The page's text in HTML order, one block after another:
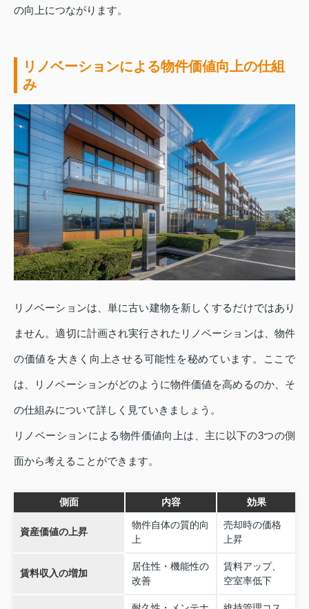
の向上につながります。
リノベーションによる物件価値向上の仕組
み
リノベーションは、単に古い建物を新しくするだけではあり
ません。適切に計画され実行されたリノベーションは、物件
の価値を大きく向上させる可能性を秘めています。ここで
は、リノベーションがどのように物件価値を高めるのか、そ
の仕組みについて詳しく見ていきましょう。
リノベーションによる物件価値向上は、主に以下の3つの側
面から考えることができます。
側面 内容 効果
資産価値の上昇
物件自体の質的向
上
売却時の価格
上昇
賃料収入の増加
居住性・機能性の
改善
賃料アップ、
空室率低下